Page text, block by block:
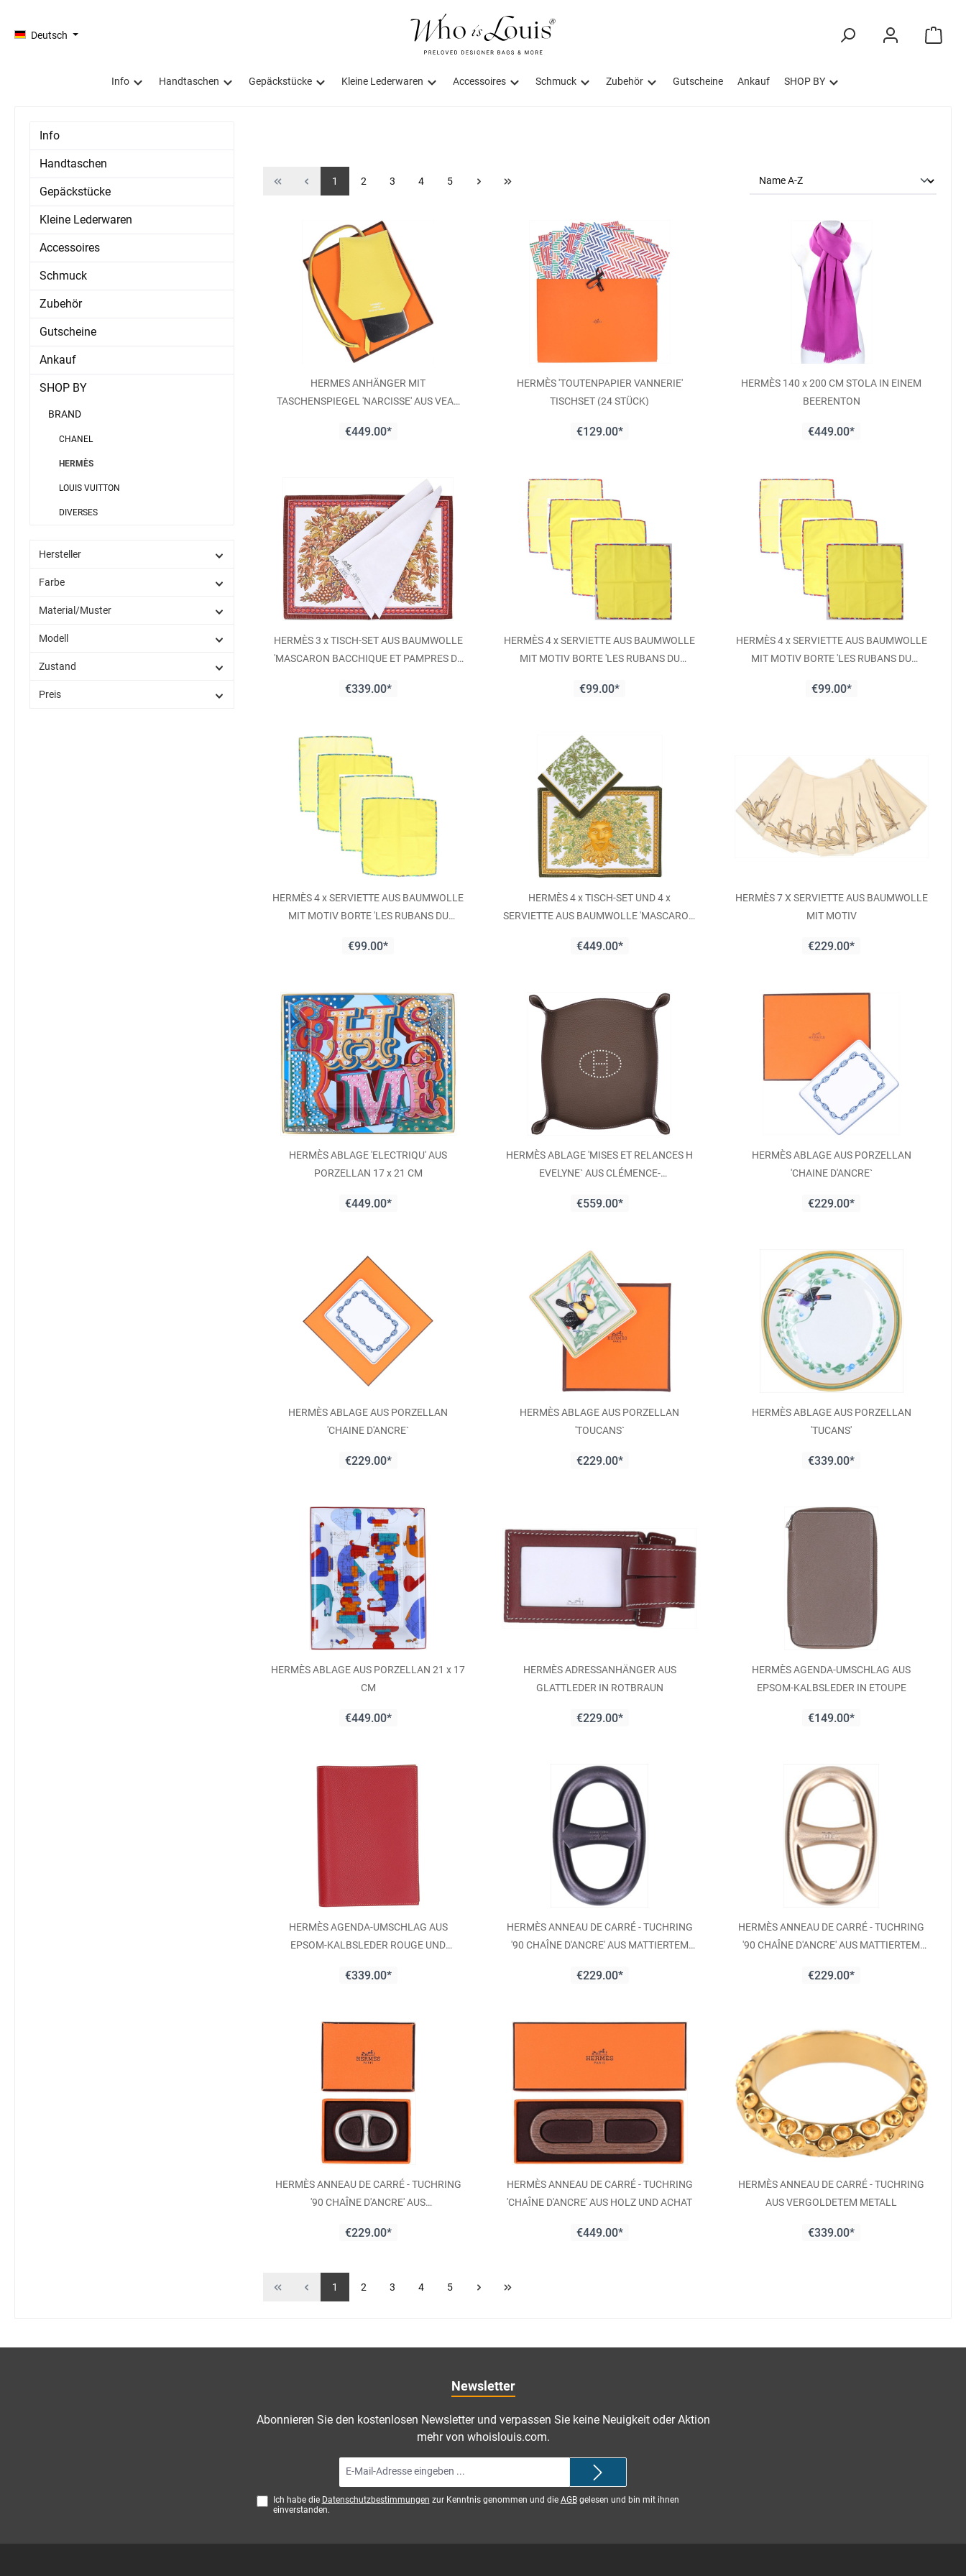
Deutsch
Info Handtaschen Gepäckstücke Kleine Lederwaren Accessoires Schmuck Zubehör Gutscheine Ankauf SHOP BY
Info
Handtaschen
Gepäckstücke
Kleine Lederwaren
Accessoires
Schmuck
Zubehör
Gutscheine
Ankauf
SHOP BY
BRAND
CHANEL
HERMÈS
LOUIS VUITTON
DIVERSES
Hersteller
Farbe
Material/Muster
Modell
Zustand
Preis
1 2 3 4 5
HERMES ANHÄNGER MIT
TASCHENSPIEGEL 'NARCISSE' AUS VEAU
€449.00*
HERMÈS 'TOUTENPAPIER VANNERIE'
TISCHSET (24 STÜCK)
€129.00*
HERMÈS 140 x 200 CM STOLA IN EINEM
BEERENTON
€449.00*
HERMÈS 3 x TISCH-SET AUS BAUMWOLLE
'MASCARON BACCHIQUE ET PAMPRES DE
€339.00*
HERMÈS 4 x SERVIETTE AUS BAUMWOLLE
MIT MOTIV BORTE 'LES RUBANS DU
€99.00*
HERMÈS 4 x SERVIETTE AUS BAUMWOLLE
MIT MOTIV BORTE 'LES RUBANS DU
€99.00*
HERMÈS 4 x SERVIETTE AUS BAUMWOLLE
MIT MOTIV BORTE 'LES RUBANS DU
€99.00*
HERMÈS 4 x TISCH-SET UND 4 x
SERVIETTE AUS BAUMWOLLE 'MASCARON
€449.00*
HERMÈS 7 X SERVIETTE AUS BAUMWOLLE
MIT MOTIV
€229.00*
HERMÈS ABLAGE 'ELECTRIQU' AUS
PORZELLAN 17 x 21 CM
€449.00*
HERMÈS ABLAGE 'MISES ET RELANCES H
EVELYNE` AUS CLÉMENCE-
€559.00*
HERMÈS ABLAGE AUS PORZELLAN
'CHAINE D'ANCRE`
€229.00*
HERMÈS ABLAGE AUS PORZELLAN
'CHAINE D'ANCRE`
€229.00*
HERMÈS ABLAGE AUS PORZELLAN
'TOUCANS`
€229.00*
HERMÈS ABLAGE AUS PORZELLAN
'TUCANS'
€339.00*
HERMÈS ABLAGE AUS PORZELLAN 21 x 17
CM
€449.00*
HERMÈS ADRESSANHÄNGER AUS
GLATTLEDER IN ROTBRAUN
€229.00*
HERMÈS AGENDA-UMSCHLAG AUS
EPSOM-KALBSLEDER IN ETOUPE
€149.00*
HERMÈS AGENDA-UMSCHLAG AUS
EPSOM-KALBSLEDER ROUGE UND
€339.00*
HERMÈS ANNEAU DE CARRÉ - TUCHRING
'90 CHAÎNE D'ANCRE' AUS MATTIERTEM
€229.00*
HERMÈS ANNEAU DE CARRÉ - TUCHRING
'90 CHAÎNE D'ANCRE' AUS MATTIERTEM
€229.00*
HERMÈS ANNEAU DE CARRÉ - TUCHRING
'90 CHAÎNE D'ANCRE' AUS
EDELSTAHL
€229.00*
HERMÈS ANNEAU DE CARRÉ - TUCHRING
'CHAÎNE D'ANCRE' AUS HOLZ UND ACHAT
€449.00*
HERMÈS ANNEAU DE CARRÉ - TUCHRING
AUS VERGOLDETEM METALL
€339.00*
1 2 3 4 5
Newsletter
Abonnieren Sie den kostenlosen Newsletter und verpassen Sie keine Neuigkeit oder Aktion
mehr von whoislouis.com.
Mail-
Adresse*
Ich habe die Datenschutzbestimmungen zur Kenntnis genommen und die AGBgelesen und bin mit ihnen
einverstanden.